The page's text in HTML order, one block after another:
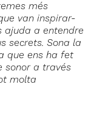
més
van inspirar-
ajuda a entendre
secrets. Sona la
que ens ha fet
sonor a través
molta